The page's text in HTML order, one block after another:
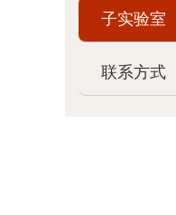
子实验室
联系方式